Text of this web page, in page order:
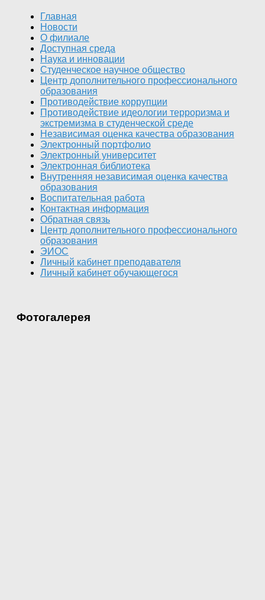
Главная
Новости
О филиале
Доступная среда
Наука и инновации
Студенческое научное общество
Центр дополнительного профессионального
образования
Противодействие коррупции
Противодействие идеологии терроризма и
экстремизма в студенческой среде
Независимая оценка качества образования
Электронный портфолио
Электронный университет
Электронная библиотека
Внутренняя независимая оценка качества
образования
Воспитательная работа
Контактная информация
Обратная связь
Центр дополнительного профессионального
образования
ЭИОС
Личный кабинет преподавателя
Личный кабинет обучающегося
Фотогалерея